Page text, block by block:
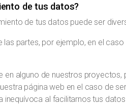
de tus datos?
de tus datos puede ser
partes, por ejemplo, en el
en alguno de nuestros
página web en el caso de
al facilitarnos tus